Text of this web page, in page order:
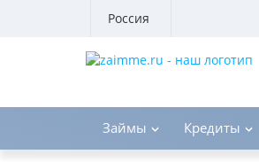
Россия
Займы Кредиты